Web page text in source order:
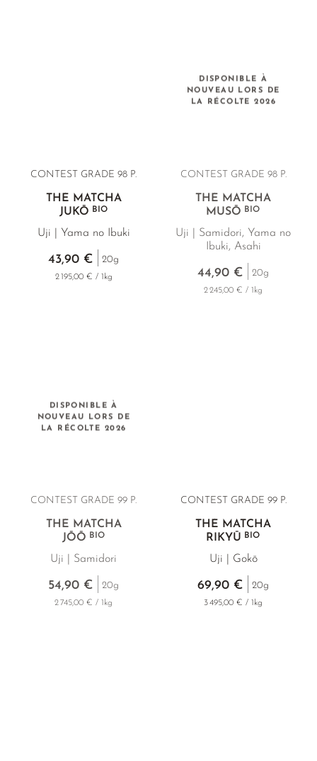
CONTEST GRADE 98 P.
THÉ MATCHA
JUKŌ BIO
Uji | Yama no Ibuki
43,90 € 20g
2 195,00 € / 1kg
DISPONIBLE À
NOUVEAU LORS DE
LA RÉCOLTE 2026
CONTEST GRADE 98 P.
THÉ MATCHA
MUSŌBIO
Uji | Samidori, Yama no
Ibuki, Asahi
44,90 € 20g
2 245,00 € / 1kg
DISPONIBLE À
NOUVEAU LORS DE
LA RÉCOLTE 2026
CONTEST GRADE 99 P.
THÉ MATCHA
JŌŌ BIO
Uji | Samidori
54,90 € 20g
2 745,00 € / 1kg
CONTEST GRADE 99 P.
THÉ MATCHA
RIKYŪBIO
Uji | Gokō
69,90 € 20g
3 495,00 € / 1kg